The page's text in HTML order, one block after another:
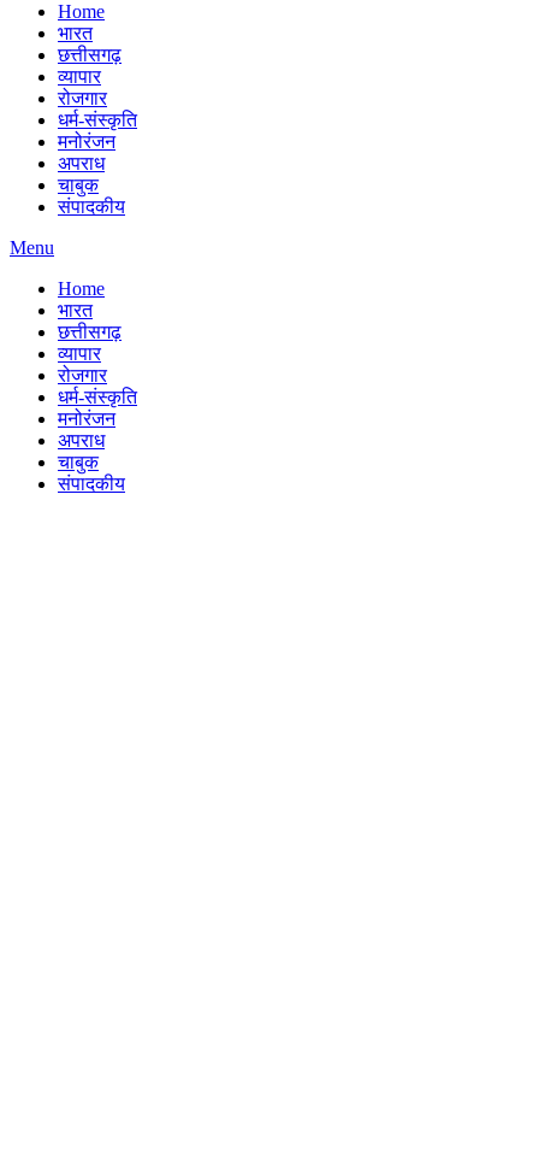
Home
भारत
छत्तीसगढ़
व्यापार
रोजगार
धर्म-संस्कृति
मनोरंजन
अपराध
चाबुक
संपादकीय
Menu
Home
भारत
छत्तीसगढ़
व्यापार
रोजगार
धर्म-संस्कृति
मनोरंजन
अपराध
चाबुक
संपादकीय